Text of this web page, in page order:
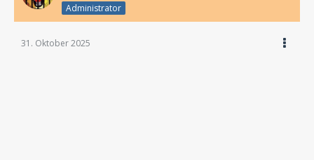
Administrator
31. Oktober 2025